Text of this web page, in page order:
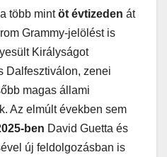
több mintöt évtizeden át
Grammy-jelölést is
Királyságot
Dalfesztiválon, zenei
magas állami
Az elmúlt években sem
ben David Guetta és
új feldolgozásban is